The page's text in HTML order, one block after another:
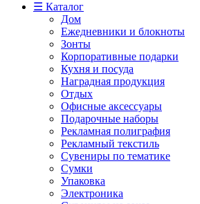
☰ Каталог
Дом
Ежедневники и блокноты
Зонты
Корпоративные подарки
Кухня и посуда
Наградная продукция
Отдых
Офисные аксессуары
Подарочные наборы
Рекламная полиграфия
Рекламный текстиль
Сувениры по тематике
Сумки
Упаковка
Электроника